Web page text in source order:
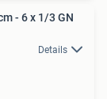
- 6 x 1/3 GN
Details